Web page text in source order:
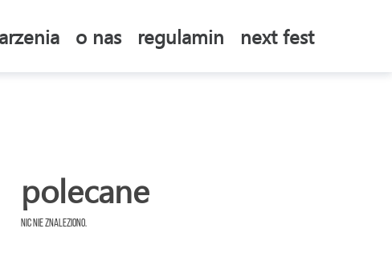
o nas regulamin next fest
polecane
Nic nie znaleziono.